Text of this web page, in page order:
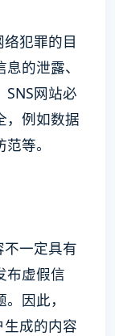
犯罪的目
的泄露、
网站必
，例如数据
等。
不一定具有
布虚假信
因此，
生成的内容